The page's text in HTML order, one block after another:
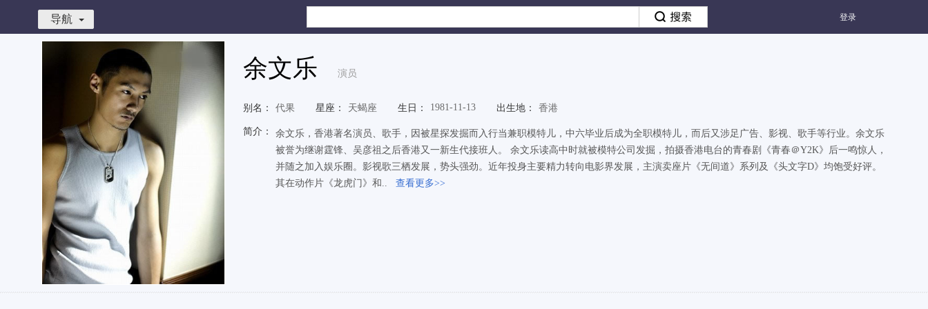
登录
导航
余文乐 演员
别名： 代果 星座： 天蝎座 生日： 1981-11-13 出生地： 香港
简介：
余文乐，香港著名演员、歌手，因被星探发掘而入行当兼职模特儿，中六毕业后成为全职模特儿，而后又涉足广告、影视、歌手等行业。余文乐
被誉为继谢霆锋、吴彦祖之后香港又一新生代接班人。 余文乐读高中时就被模特公司发掘，拍摄香港电台的青春剧《青春＠Y2K》后一鸣惊人，
并随之加入娱乐圈。影视歌三栖发展，势头强劲。近年投身主要精力转向电影界发展，主演卖座片《无间道》系列及《头文字D》均饱受好评。
其在动作片《龙虎门》和..
查看更多>>